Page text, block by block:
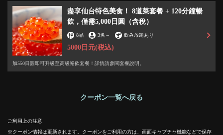
盡享仙台特色美食！ 8道菜套餐 + 120分鐘暢
飲，僅需5,000日圓（含稅）
8品 3名 ～ 飲み放題あり
5000日元(税込)
加550日圓即可升級至高級暢飲套餐！詳情請參閱套餐說明。
クーポン一覧へ戻る
ご利用上の注意
クーポン情報は更新されます。クーポンをご利用の方は、画面キャプチャ機能などで保存
この店舗情報をシェアする
仙台特色烤牛舌、炸三角餅，甚至還有脞子飯！ 8道菜套餐
+120分鐘暢飲，僅需5,000日圓（含稅）。 | 宮城仙台うまい